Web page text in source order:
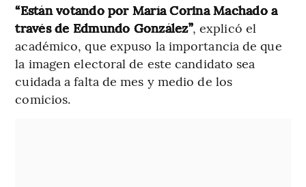
“Están votando por María Corina Machado a
través de Edmundo González”, explicó el
académico, que expuso la importancia de que
la imagen electoral de este candidato sea
cuidada a falta de mes y medio de los
comicios.